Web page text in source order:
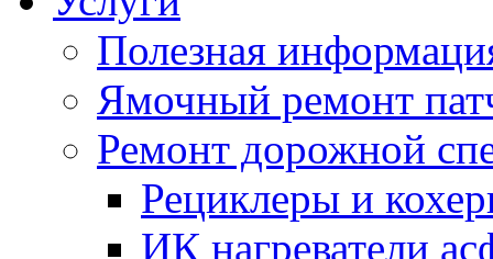
Полезная
Ямочный ремонт
Ремонт дорожной
Рециклеры и
ИК нагреватели